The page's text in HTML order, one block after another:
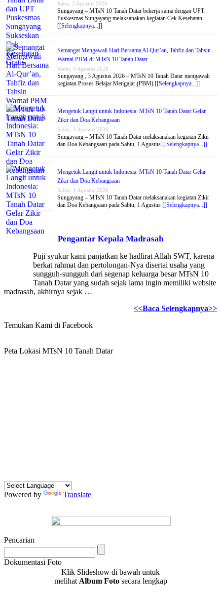
Rabu, 5 Agustus 2026
Sungayang – MTsN 10 Tanah Datar bekerja sama dengan UPT
Puskesmas Sungayang melaksanakan kegiatan Cek Kesehatan
[[Selengkapnya...]]
Semangat Mengawali Hari Bersama Al-Qur’an, Tahfiz dan Tahsin
Warnai PBM di MTsN 10 Tanah Datar
Senin, 3 Agustus 2026
Sungayang , 3 Agustus 2026 – MTsN 10 Tanah Datar mengawali
kegiatan Proses Belajar Mengajar (PBM) [[Selengkapnya...]]
Mengetuk Langit untuk Indonesia: MTsN 10 Tanah Datar Gelar
Zikir dan Doa Kebangsaan
Sabtu, 1 Agustus 2026
Sungayang – MTsN 10 Tanah Datar melaksanakan kegiatan Zikir
dan Doa Kebangsaan pada Sabtu, 1 Agustus [[Selengkapnya...]]
Mengetuk Langit untuk Indonesia: MTsN 10 Tanah Datar Gelar
Zikir dan Doa Kebangsaan
Sabtu, 1 Agustus 2026
Sungayang – MTsN 10 Tanah Datar melaksanakan kegiatan Zikir
dan Doa Kebangsaan pada Sabtu, 1 Agustus [[Selengkapnya...]]
Pengantar Kepala Madrasah
Puji syukur kami panjatkan ke hadlirat Allah SWT, karena
berkat rahmat dan pertolongan-Nya disertai usaha yang
sungguh-sungguh dari segenap keluarga besar MTsN 10
Tanah Datar yang sudah sejak lama ingin memiliki website
madrasah, akhirnya sejak …
<<Baca Selengkapnya>>
Temukan Kami di Facebook
Peta Lokasi MTsN 10 Tanah Datar
Powered by Translate
Pencarian
Dokumentasi Foto
Klik Slideshow di bawah untuk
melihat Album Fotosecara lengkap